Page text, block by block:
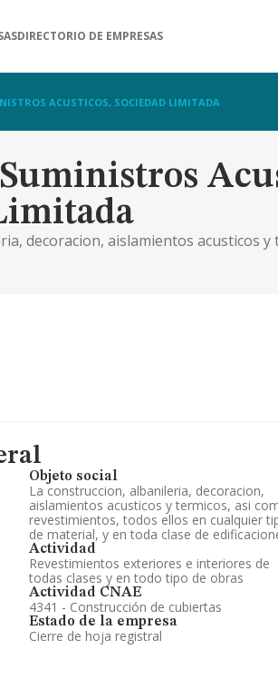
DIRECTORIO DE EMPRESAS
ACUSTICOS, SOCIEDAD LIMITADA
decoracion, aislamientos acusticos
de material, y en toda clase de
Objeto social
La construccion, albanileria, decoracion,
aislamientos acusticos y termicos, asi
revestimientos, todos ellos en cualquier
de material, y en toda clase de
Actividad
Revestimientos exteriores e interiores de
todas clases y en todo tipo de obras
Actividad CNAE
4341 - Construcción de cubiertas
Estado de la empresa
Cierre de hoja registral